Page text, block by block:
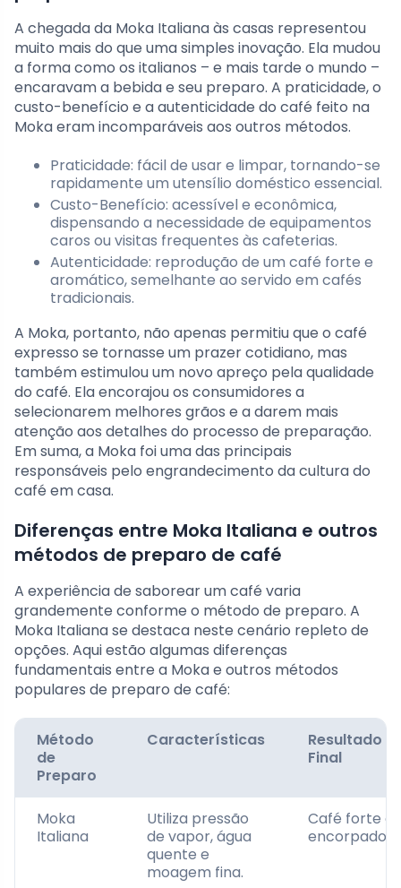
A chegada da Moka Italiana às casas representou
muito mais do que uma simples inovação. Ela mudou
a forma como os italianos – e mais tarde o mundo –
encaravam a bebida e seu preparo. A praticidade, o
custo-benefício e a autenticidade do café feito na
Moka eram incomparáveis aos outros métodos.
Praticidade: fácil de usar e limpar, tornando-se
rapidamente um utensílio doméstico essencial.
Custo-Benefício: acessível e econômica,
dispensando a necessidade de equipamentos
caros ou visitas frequentes às cafeterias.
Autenticidade: reprodução de um café forte e
aromático, semelhante ao servido em cafés
tradicionais.
A Moka, portanto, não apenas permitiu que o café
expresso se tornasse um prazer cotidiano, mas
também estimulou um novo apreço pela qualidade
do café. Ela encorajou os consumidores a
selecionarem melhores grãos e a darem mais
atenção aos detalhes do processo de preparação.
Em suma, a Moka foi uma das principais
responsáveis pelo engrandecimento da cultura do
café em casa.
Diferenças entre Moka Italiana e outros
métodos de preparo de café
A experiência de saborear um café varia
grandemente conforme o método de preparo. A
Moka Italiana se destaca neste cenário repleto de
opções. Aqui estão algumas diferenças
fundamentais entre a Moka e outros métodos
populares de preparo de café:
Método
de
Preparo
Características
Resultado
Final
Moka
Italiana
Utiliza pressão
de vapor, água
quente e
moagem fina.
Café forte e
encorpado.